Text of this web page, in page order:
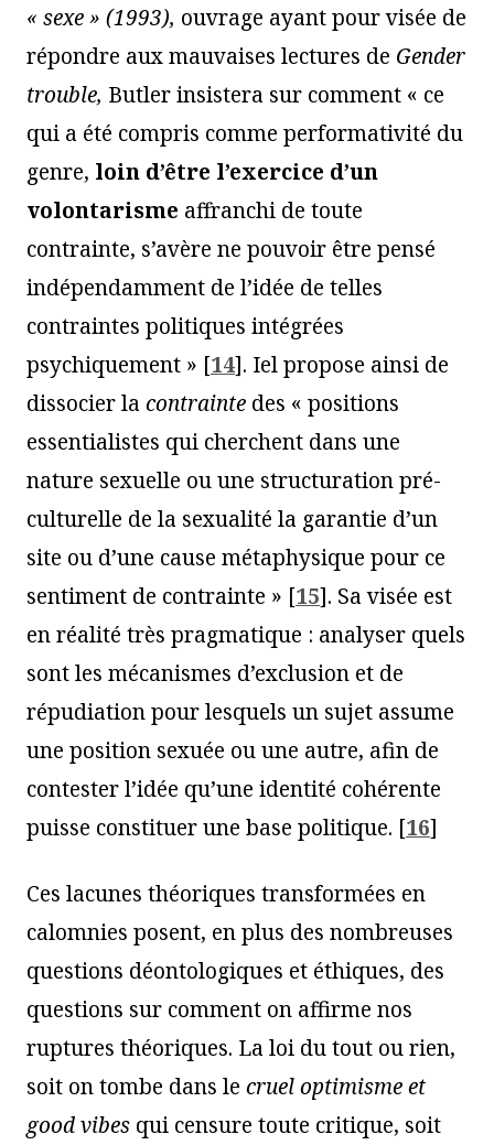
« sexe » (1993), ouvrage ayant pour visée de
répondre aux mauvaises lectures de Gender
trouble, Butler insistera sur comment « ce
qui a été compris comme performativité du
genre, loin d’être l’exercice d’un
volontarisme affranchi de toute
contrainte, s’avère ne pouvoir être pensé
indépendamment de l’idée de telles
contraintes politiques intégrées
psychiquement » [14]. Iel propose ainsi de
dissocier la contrainte des « positions
essentialistes qui cherchent dans une
nature sexuelle ou une structuration pré-
culturelle de la sexualité la garantie d’un
site ou d’une cause métaphysique pour ce
sentiment de contrainte » [15]. Sa visée est
en réalité très pragmatique : analyser quels
sont les mécanismes d’exclusion et de
répudiation pour lesquels un sujet assume
une position sexuée ou une autre, afin de
contester l’idée qu’une identité cohérente
puisse constituer une base politique. [16]
Ces lacunes théoriques transformées en
calomnies posent, en plus des nombreuses
questions déontologiques et éthiques, des
questions sur comment on affirme nos
ruptures théoriques. La loi du tout ou rien,
soit on tombe dans le cruel optimisme et
good vibes qui censure toute critique, soit